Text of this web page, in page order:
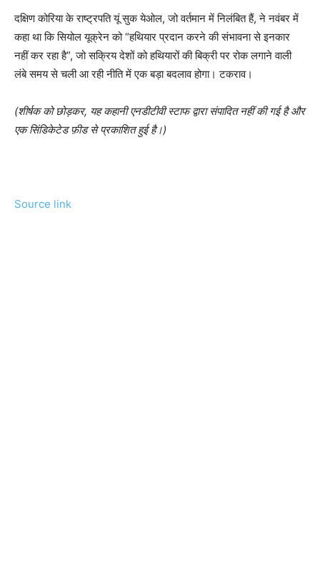
दक्षिण कोरिया के राष्ट्रपति यूं सुक येओल, जो वर्तमान में निलंबित हैं, ने नवंबर में
कहा था कि सियोल यूक्रेन को “हथियार प्रदान करने की संभावना से इनकार
नहीं कर रहा है”, जो सक्रिय देशों को हथियारों की बिक्री पर रोक लगाने वाली
लंबे समय से चली आ रही नीति में एक बड़ा बदलाव होगा। टकराव।
(शीर्षक को छोड़कर, यह कहानी एनडीटीवी स्टाफ द्वारा संपादित नहीं की गई है और
एक सिंडिकेटेड फ़ीड से प्रकाशित हुई है।)
Source link